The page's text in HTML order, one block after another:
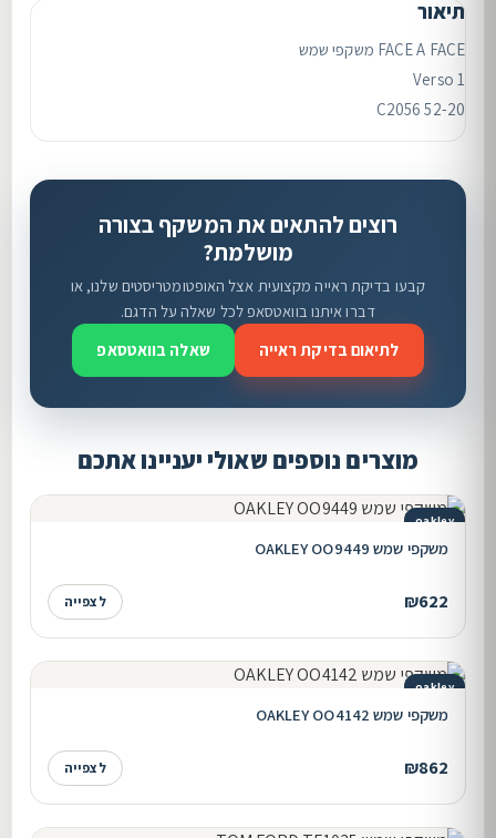
תיאור
FACE A FACE משקפי שמש
Verso 1
C2056 52-20
רוצים להתאים את המשקף בצורה
מושלמת?
קבעו בדיקת ראייה מקצועית אצל האופטומטריסטים שלנו, או
דברו איתנו בוואטסאפ לכל שאלה על הדגם.
לתיאום בדיקת ראייה
שאלה בוואטסאפ
מוצרים נוספים שאולי יעניינו אתכם
oakley
משקפי שמש OAKLEY OO9449
₪622 לצפייה
oakley
משקפי שמש OAKLEY OO4142
₪862 לצפייה